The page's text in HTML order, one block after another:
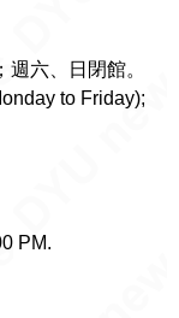
六、日閉館。
to Friday);
PM.